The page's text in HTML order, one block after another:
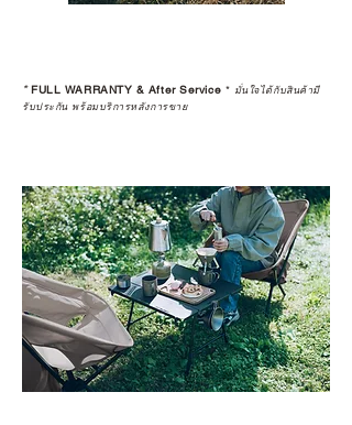
*FULL WARRANTY & After Service * มั่นใจได้กับสินค้ามี
รับประกัน พร้อมบริการหลังการขาย